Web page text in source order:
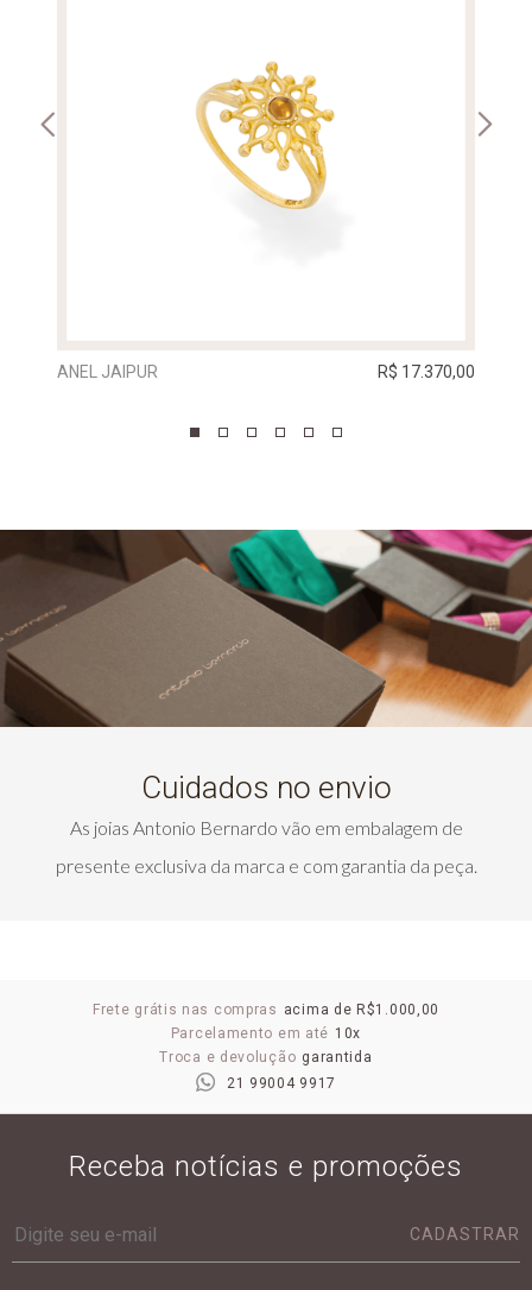
ANEL JAIPUR R$ 17.370,00
Cuidados no envio
As joias Antonio Bernardo vão em embalagem de
presente exclusiva da marca e com garantia da peça.
Frete grátis nas compras acima de R$1.000,00
Parcelamento em até 10x
Troca e devolução garantida
21 99004 9917
Receba notícias e promoções
CADASTRAR